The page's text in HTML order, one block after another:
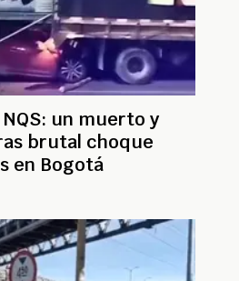
un muerto y
brutal choque
en Bogotá